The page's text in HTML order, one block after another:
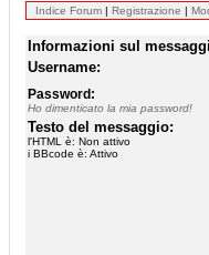
Indice Forum | Registrazione |
Informazioni sul
Username:
Password:
Ho dimenticato la mia password!
Testo del messaggio:
l'HTML è: Non attivo
i BBcode è: Attivo